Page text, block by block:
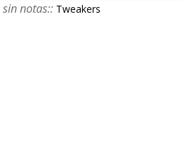
notas:: Tweakers